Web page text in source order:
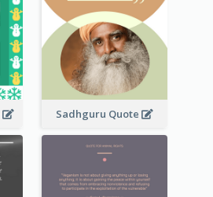
Sadhguru Quote